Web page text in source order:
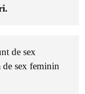
de sex
sex feminin